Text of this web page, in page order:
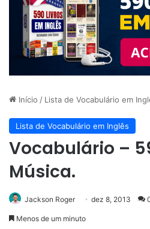
Início / Lista de Vocabulário em
Lista de Vocabulário em Inglês
Vocabulário –
Música.
Jackson Roger dez 8, 2013
Menos de um minuto